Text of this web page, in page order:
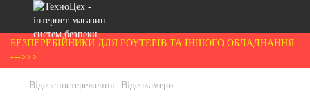
БЕЗПЕРЕБІЙНИКИ ДЛЯ РОУТЕРІВ ТА ІНШОГО ОБЛАДНАННЯ
--->>>
Відеоспостереження Відеокамери